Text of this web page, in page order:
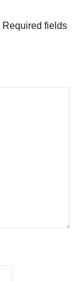
Required fields